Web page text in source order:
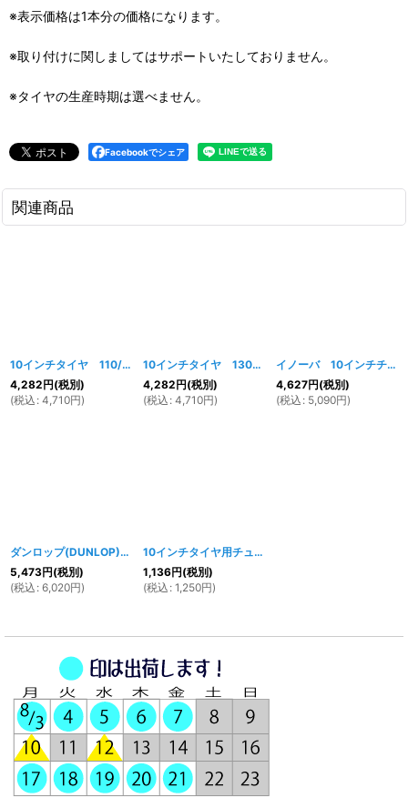
※表示価格は1本分の価格になります。
※取り付けに関しましてはサポートいたしておりません。
※タイヤの生産時期は選べません。
Facebookでシェア
関連商品
10インチタイヤ 110/70-10 [075w]
4,282円(税別)
(税込 : 4,710円)
10インチタイヤ 130/60-10 [ 074w
4,282円(税別)
(税込 : 4,710円)
イノーバ 10インチチューブレスタイヤ 100/80-10
4,627円(税別)
(税込 : 5,090円)
ダンロップ(DUNLOP) 10インチチューブレスタイヤ 100/90-10
5,473円(税別)
(税込 : 6,020円)
10インチタイヤ用チューブ 3.5-10
1,136円(税別)
(税込 : 1,250円)